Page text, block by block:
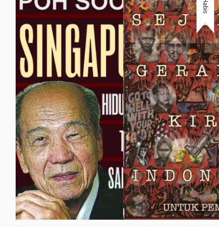
Habis